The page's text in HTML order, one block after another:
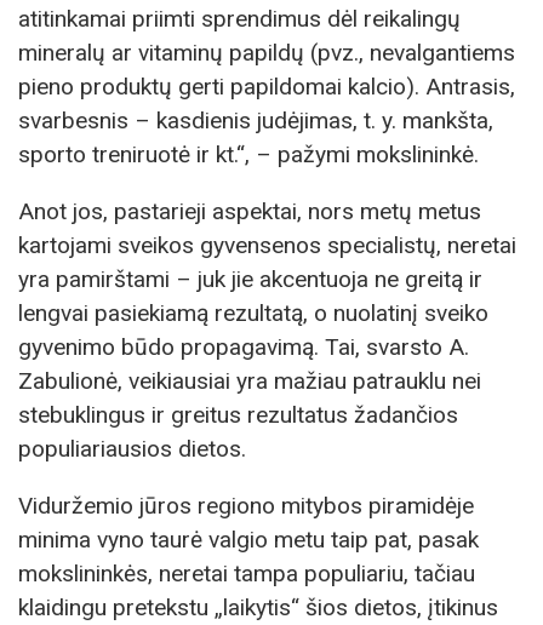
atitinkamai priimti sprendimus dėl reikalingų
mineralų ar vitaminų papildų (pvz., nevalgantiems
pieno produktų gerti papildomai kalcio). Antrasis,
svarbesnis – kasdienis judėjimas, t. y. mankšta,
sporto treniruotė ir kt.“, – pažymi mokslininkė.
Anot jos, pastarieji aspektai, nors metų metus
kartojami sveikos gyvensenos specialistų, neretai
yra pamirštami – juk jie akcentuoja ne greitą ir
lengvai pasiekiamą rezultatą, o nuolatinį sveiko
gyvenimo būdo propagavimą. Tai, svarsto A.
Zabulionė, veikiausiai yra mažiau patrauklu nei
stebuklingus ir greitus rezultatus žadančios
populiariausios dietos.
Viduržemio jūros regiono mitybos piramidėje
minima vyno taurė valgio metu taip pat, pasak
mokslininkės, neretai tampa populiariu, tačiau
klaidingu pretekstu „laikytis“ šios dietos, įtikinus